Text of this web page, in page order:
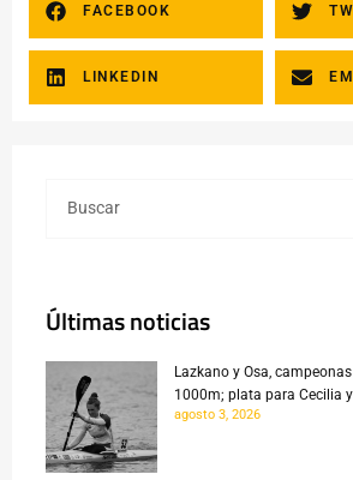
FACEBOOK
LINKEDIN
Últimas noticias
Lazkano y Osa,
1000m; plata para Cecilia
agosto 3, 2026